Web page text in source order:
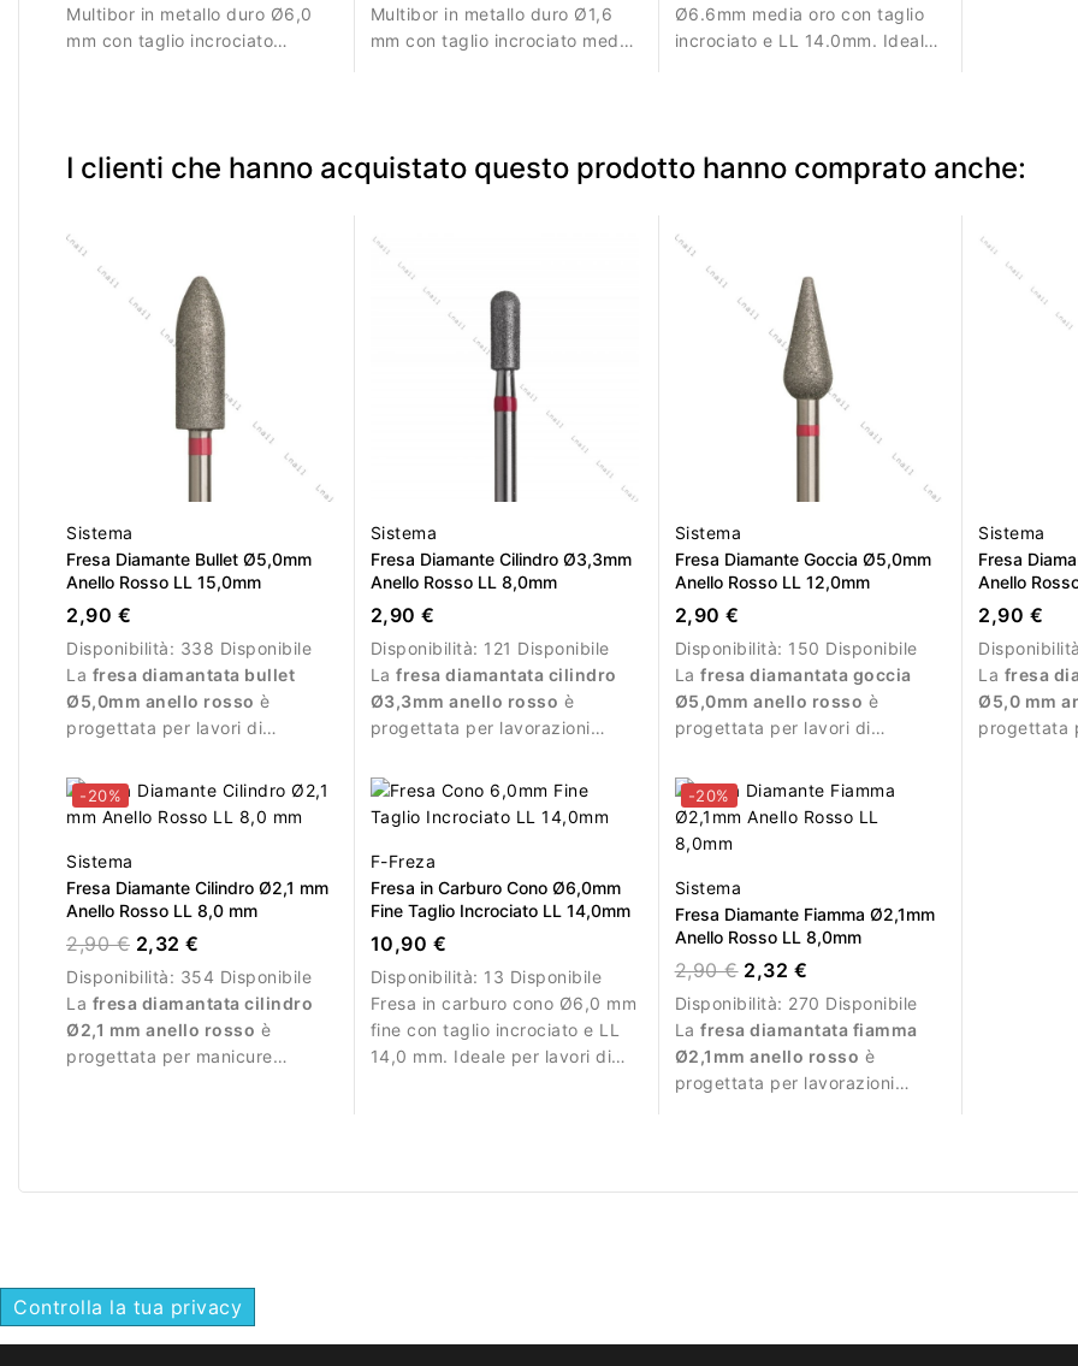
Multibor in metallo duro Ø6,0
mm con taglio incrociato
Multibor in metallo duro Ø1,6
mm con taglio incrociato medio
Ø6.6mm media oro con taglio
incrociato e LL 14.0mm. Ideale
I clienti che hanno acquistato questo prodotto hanno comprato anche:
Sistema
Fresa Diamante Bullet Ø5,0mm
Anello Rosso LL 15,0mm
2,90 €
Disponibilità: 338 Disponibile
La fresa diamantata bullet
Ø5,0mm anello rosso è
progettata per lavori di
professionale.
Sistema
Fresa Diamante Cilindro Ø3,3mm
Anello Rosso LL 8,0mm
2,90 €
Disponibilità: 121 Disponibile
Lafresa diamantata cilindro
Ø3,3mm anello rosso è
progettata per lavorazioni
dell’unghia.
Sistema
Fresa Diamante Goccia Ø5,0mm
Anello Rosso LL 12,0mm
2,90 €
Disponibilità: 150 Disponibile
Lafresa diamantata goccia
Ø5,0mm anello rosso è
progettata per lavori di
professionale.
Sistema
Fresa
Anello
2,90 €
La fresa
Ø5,0 mm
progettata
-20%
Sistema
Fresa Diamante Cilindro Ø2,1 mm
Anello Rosso LL 8,0 mm
2,90 € 2,32 €
Disponibilità: 354 Disponibile
La fresa diamantata cilindro
Ø2,1 mm anello rosso è
progettata per manicure
F-Freza
Fresa in Carburo Cono Ø6,0mm
Fine Taglio Incrociato LL 14,0mm
10,90 €
Disponibilità: 13 Disponibile
Fresa in carburo cono Ø6,0 mm
fine con taglio incrociato e LL
14,0 mm. Ideale per lavori di
-20%
Sistema
Fresa Diamante Fiamma Ø2,1mm
Anello Rosso LL 8,0mm
2,90 € 2,32 €
Disponibilità: 270 Disponibile
Lafresa diamantata fiamma
Ø2,1mm anello rosso è
progettata per lavorazioni
Controlla la tua privacy